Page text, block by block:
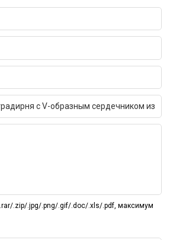
.zip/.jpg/.png/.gif/.doc/.xls/.pdf, максимум